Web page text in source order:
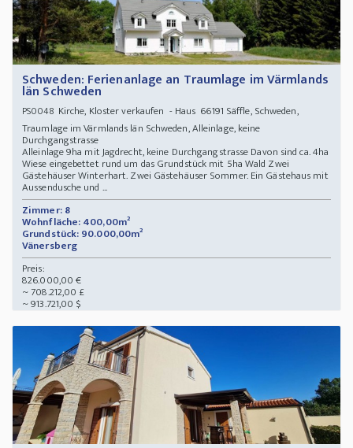
Schweden: Ferienanlage an Traumlage im Värmlands
län Schweden
PS0048Kirche, Kloster verkaufen - Haus 66191 Säffle, Schweden,
Traumlage im Värmlands län Schweden, Alleinlage, keine
Durchgangstrasse
Alleinlage 9ha mit Jagdrecht, keine Durchgangstrasse Davon sind ca. 4ha
Wiese eingebettet rund um das Grundstück mit 5ha Wald Zwei
Gästehäuser Winterhart. Zwei Gästehäuser Sommer. Ein Gästehaus mit
Aussendusche und ...
Zimmer: 8
Wohnfläche: 400,00m²
Grundstück: 90.000,00m²
Vänersberg
Preis:
826.000,00 €
~ 708.212,00 £
~ 913.721,00 $